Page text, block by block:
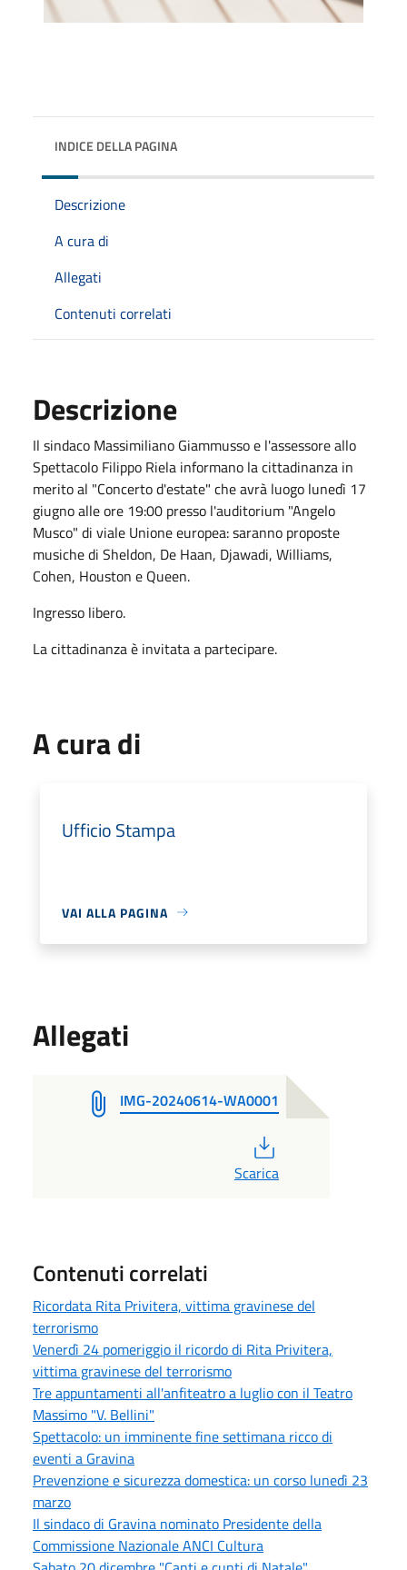
INDICE DELLA PAGINA
Descrizione
A cura di
Allegati
Contenuti correlati
Descrizione
Il sindaco Massimiliano Giammusso e l'assessore allo
Spettacolo Filippo Riela informano la cittadinanza in
merito al "Concerto d'estate" che avrà luogo lunedì 17
giugno alle ore 19:00 presso l'auditorium "Angelo
Musco" di viale Unione europea: saranno proposte
musiche di Sheldon, De Haan, Djawadi, Williams,
Cohen, Houston e Queen.
Ingresso libero.
La cittadinanza è invitata a partecipare.
A cura di
Ufficio Stampa
VAI ALLA PAGINA
Allegati
IMG-20240614-WA0001
Scarica
Contenuti correlati
Ricordata Rita Privitera, vittima gravinese del
terrorismo
Venerdì 24 pomeriggio il ricordo di Rita Privitera,
vittima gravinese del terrorismo
Tre appuntamenti all'anfiteatro a luglio con il Teatro
Massimo "V. Bellini"
Spettacolo: un imminente fine settimana ricco di
eventi a Gravina
Prevenzione e sicurezza domestica: un corso lunedì 23
marzo
Il sindaco di Gravina nominato Presidente della
Commissione Nazionale ANCI Cultura